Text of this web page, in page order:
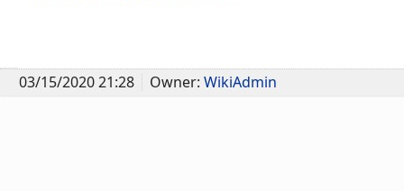
03/15/2020 21:28 Owner: WikiAdmin